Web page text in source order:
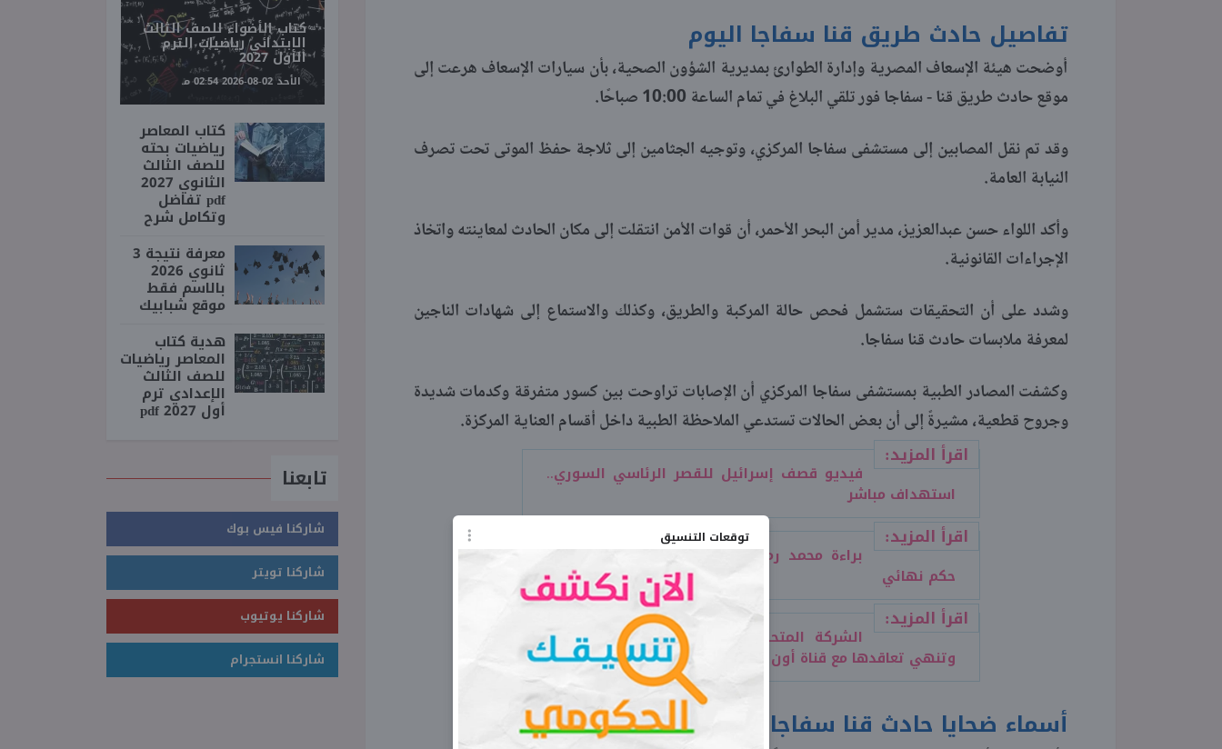
توقعات التنسيق
تفاصيل حادث طريق قنا سفاجا اليوم
أوضحت هيئة الإسعاف المصرية وإدارة الطوارئ بمديرية الشؤون الصحية، بأن سيارات الإسعاف هرعت إلى
موقع حادث طريق قنا - سفاجا فور تلقي البلاغ في تمام الساعة 10:00 صباحًا.
وقد تم نقل المصابين إلى مستشفى سفاجا المركزي، وتوجيه الجثامين إلى ثلاجة حفظ الموتى تحت تصرف
النيابة العامة.
وأكد اللواء حسن عبدالعزيز، مدير أمن البحر الأحمر، أن قوات الأمن انتقلت إلى مكان الحادث لمعاينته واتخاذ
الإجراءات القانونية.
وشدد على أن التحقيقات ستشمل فحص حالة المركبة والطريق، وكذلك والاستماع إلى شهادات الناجين
لمعرفة ملابسات حادث قنا سفاجا.
وكشفت المصادر الطبية بمستشفى سفاجا المركزي أن الإصابات تراوحت بين كسور متفرقة وكدمات شديدة
وجروح قطعية، مشيرةً إلى أن بعض الحالات تستدعي الملاحظة الطبية داخل أقسام العناية المركزة.
اقرأ المزيد:
فيديو قصف إسرائيل للقصر الرئاسي السوري..
استهداف مباشر
اقرأ المزيد:
براءة محمد رمضان في قضية إهانة علم مصر..
حكم نهائي
اقرأ المزيد:
الشركة المتحدة تستغني عن لميس الحديدى
وتنهي تعاقدها مع قناة أون
أسماء ضحايا حادث قنا سفاجا
كتاب الأضواء للصف الثالث
الابتدائي رياضيات الترم
الأول 2027
الأحد 02-08-2026 02:54 مـ
كتاب المعاصر
رياضيات بحته
للصف الثالث
الثانوي 2027
pdf تفاضل
وتكامل شرح
معرفة نتيجة 3
ثانوي 2026
بالاسم فقط
موقع شبابيك
هدية كتاب
المعاصر رياضيات
للصف الثالث
الإعدادي ترم
أول 2027 pdf
تابعنا
شاركنا فيس بوك
شاركنا تويتر
شاركنا يوتيوب
شاركنا انستجرام